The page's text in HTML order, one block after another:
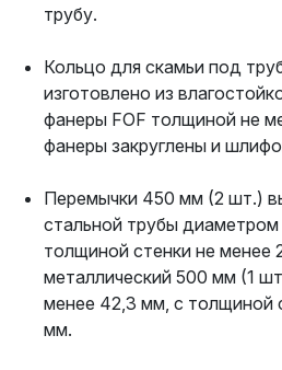
трубу.
Кольцо для скамьи под
изготовлено из
фанеры FOF толщиной не
фанеры закруглены и
Перемычки 450 мм (2 шт.)
стальной трубы
толщиной стенки не менее
металлический 500 мм (1
менее 42,3 мм, с толщиной
мм.